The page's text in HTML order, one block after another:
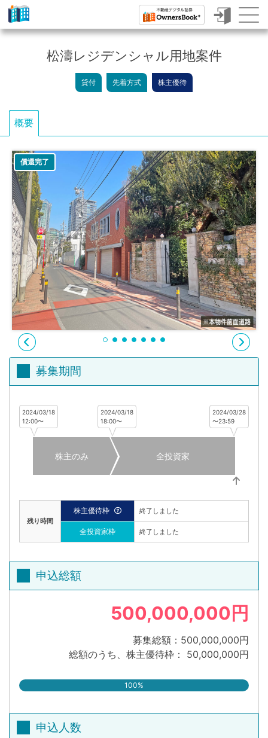
ク
フ
ァ
ン
デ
ィ
ン
グ
で
不
動
産
投
資
OwnersBook
松濤レジデンシャル用地案件
貸付 先着方式 株主優待
概要
償還完了
募集期間
2024/03/18
12:00〜
2024/03/18
18:00〜
2024/03/28
〜23:59
株主のみ 全投資家
残り時間
株主優待枠 終了しました
全投資家枠 終了しました
申込総額
500,000,000円
募集総額：500,000,000円
総額のうち、株主優待枠： 50,000,000円
100%
申込人数